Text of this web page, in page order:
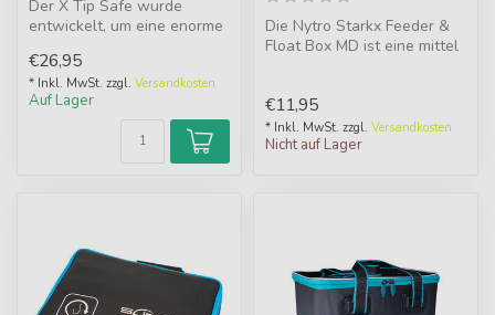
Der X Tip Safe wurde
entwickelt, um eine enorme
aufzubewa...
€26,95
* Inkl. MwSt. zzgl. Versandkosten
Auf Lager
Die Nytro Starkx Feeder &
Float Box MD ist eine mittel
€11,95
* Inkl. MwSt. zzgl. Versandkosten
Nicht auf Lager